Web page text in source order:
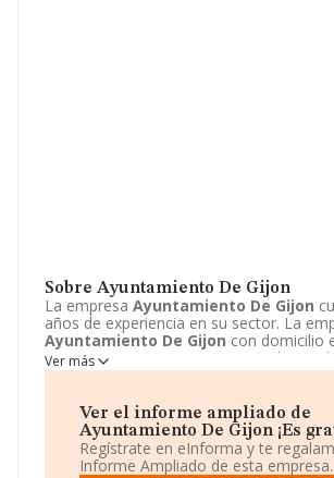
Sobre Ayuntamiento De Gijon
La empresa Ayuntamiento De Gijon
años de experiencia en su sector. La
Ayuntamiento De Gijon con domicilio
1 - BJ, Gijon, Asturias. Su principal
8411 - Actividades generales de la
inscrita como Corporaciones locales.
De Gijondisfruta de 5 sucursales.
Gijontiene su sitio web enhttp://
Ver más
Ver el informe ampliado de
Ayuntamiento De Gijon ¡Es
Regístrate en eInforma y te
Informe Ampliado de esta empresa.